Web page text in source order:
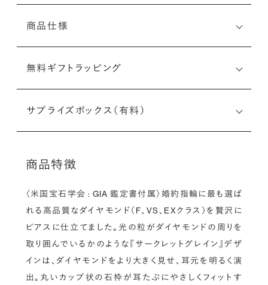
商品仕様
無料ギフトラッピング
サプライズボックス（有料）
商品特徴
〈米国宝石学会 : GIA 鑑定書付属〉婚約指輪に最も選ば
れる高品質なダイヤモンド（F、VS、EXクラス）を贅沢に
ピアスに仕立てました。光の粒がダイヤモンドの周りを
取り囲んでいるかのような『サークレットグレイン』デザ
インは、ダイヤモンドをより大きく見せ、耳元を明るく演
出。丸いカップ状の石枠が耳たぶにやさしくフィットす